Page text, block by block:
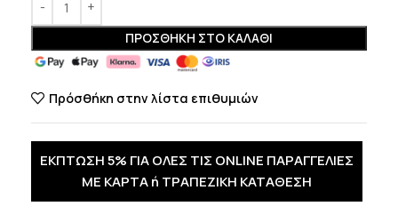
ΠΡΟΣΘΉΚΗ ΣΤΟ ΚΑΛΆΘΙ
Πρόσθήκη στην λίστα επιθυμιών
ΕΚΠΤΩΣΗ 5% ΓΙΑ ΟΛΕΣ ΤΙΣ ONLINE ΠΑΡΑΓΓΕΛΙΕΣ
ΜΕ ΚΑΡΤΑ ή ΤΡΑΠΕΖΙΚΗ ΚΑΤΑΘΕΣΗ